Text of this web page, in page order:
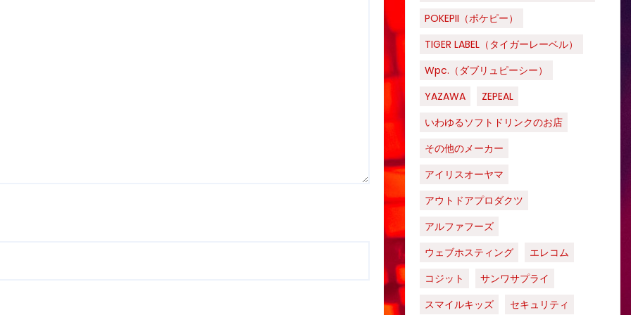
POKEPII（ポケピー）
TIGER LABEL（タイガーレーベル）
Wpc.（ダブリュピーシー）
YAZAWA
ZEPEAL
いわゆるソフトドリンクのお店
その他のメーカー
アイリスオーヤマ
アウトドアプロダクツ
アルファフーズ
ウェブホスティング
エレコム
コジット
サンワサプライ
スマイルキッズ
セキュリティ